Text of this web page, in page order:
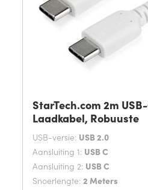
StarTech.com 2m
Laadkabel, Robuuste
USB-versie: USB 2.0
Aansluiting 1: USB C
Aansluiting 2: USB C
Snoerlengte: 2 Meters